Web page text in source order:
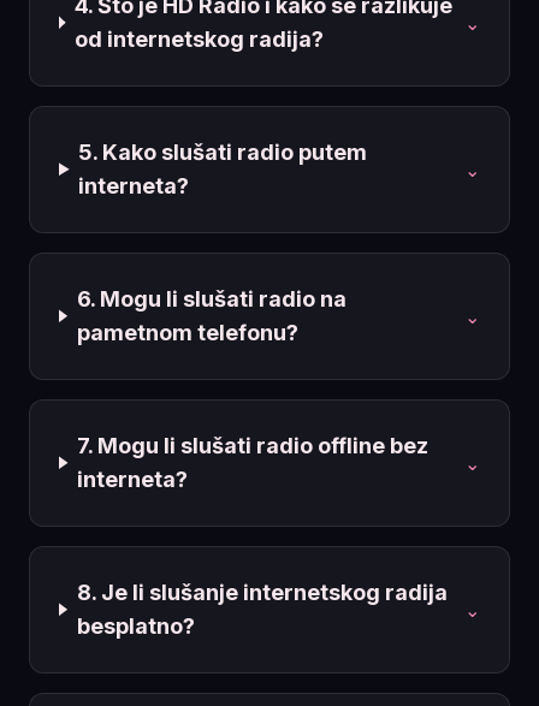
4. Što je HD Radio i kako se razlikuje
od internetskog radija?
⌄
5. Kako slušati radio putem
interneta?
⌄
6. Mogu li slušati radio na
pametnom telefonu?
⌄
7. Mogu li slušati radio offline bez
interneta?
⌄
8. Je li slušanje internetskog radija
besplatno?
⌄